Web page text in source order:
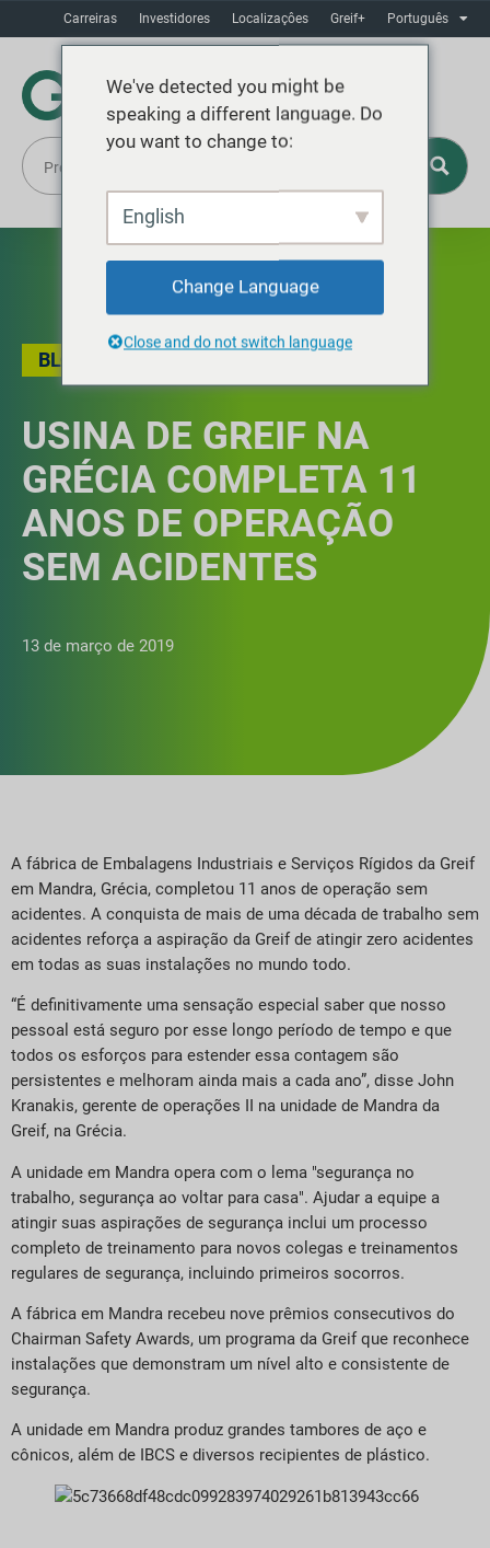
Carreiras Investidores Localizaçôes Greif+ Português
BLOG
USINA DE GREIF NA
GRÉCIA COMPLETA 11
ANOS DE OPERAÇÃO
SEM ACIDENTES
13 de março de 2019
A fábrica de Embalagens Industriais e Serviços Rígidos da Greif
em Mandra, Grécia, completou 11 anos de operação sem
acidentes. A conquista de mais de uma década de trabalho sem
acidentes reforça a aspiração da Greif de atingir zero acidentes
em todas as suas instalações no mundo todo.
“É definitivamente uma sensação especial saber que nosso
pessoal está seguro por esse longo período de tempo e que
todos os esforços para estender essa contagem são
persistentes e melhoram ainda mais a cada ano”, disse John
Kranakis, gerente de operações II na unidade de Mandra da
Greif, na Grécia.
A unidade em Mandra opera com o lema "segurança no
trabalho, segurança ao voltar para casa". Ajudar a equipe a
atingir suas aspirações de segurança inclui um processo
completo de treinamento para novos colegas e treinamentos
regulares de segurança, incluindo primeiros socorros.
A fábrica em Mandra recebeu nove prêmios consecutivos do
Chairman Safety Awards, um programa da Greif que reconhece
instalações que demonstram um nível alto e consistente de
segurança.
A unidade em Mandra produz grandes tambores de aço e
cônicos, além de IBCS e diversos recipientes de plástico.
We've detected you might be
speaking a different language. Do
you want to change to:
English
Change Language
Close and do not switch language